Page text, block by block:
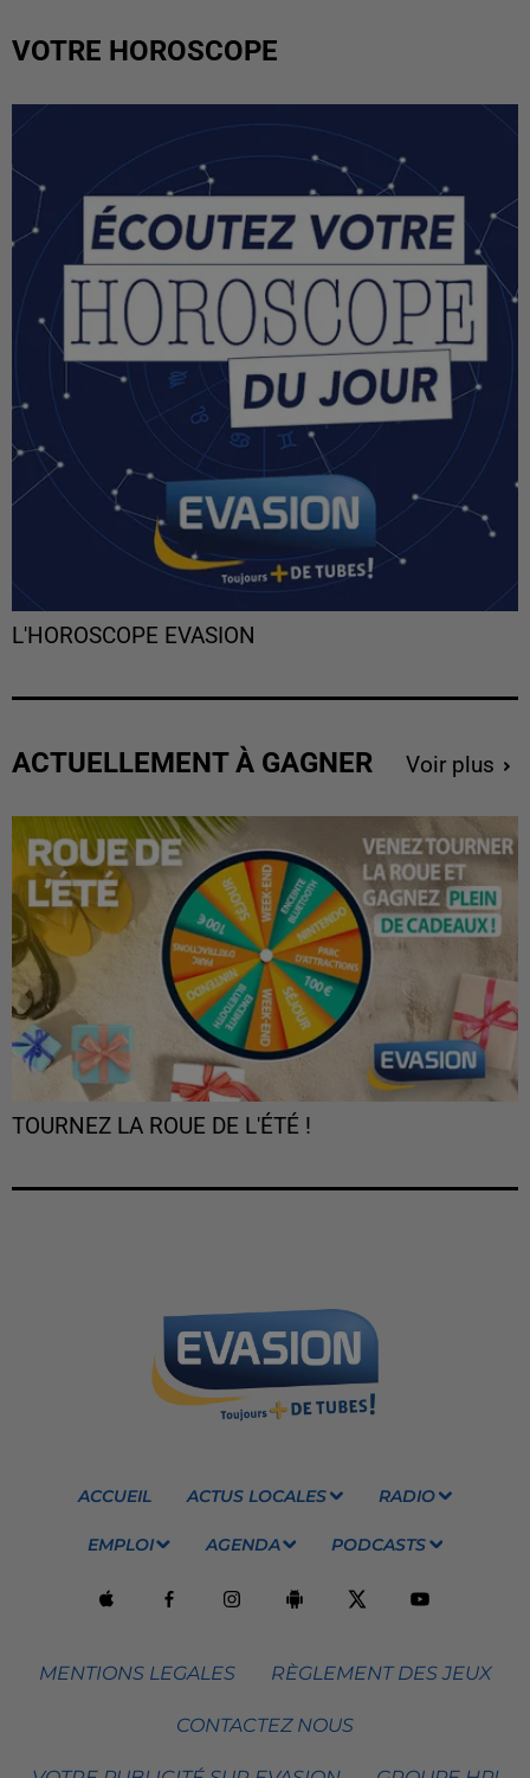
VOTRE HOROSCOPE
L'HOROSCOPE EVASION
ACTUELLEMENT À GAGNER Voir plus
TOURNEZ LA ROUE DE L'ÉTÉ !
ACCUEIL ACTUS LOCALES RADIO
EMPLOI AGENDA PODCASTS
MENTIONS LEGALES RÈGLEMENT DES JEUX
CONTACTEZ NOUS